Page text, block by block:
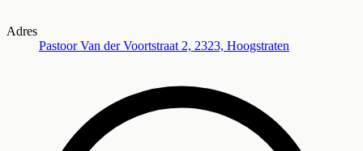
Adres
Pastoor Van der Voortstraat 2, 2323, Hoogstraten